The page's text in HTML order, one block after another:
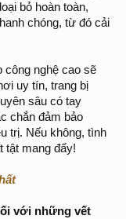
bỏ hoàn toàn,
chóng, từ đó cải
công nghệ cao sẽ
uy tín, trang bị
sâu có tay
chắn đảm bảo
trị. Nếu không, tình
tật mang đấy!
với những vết